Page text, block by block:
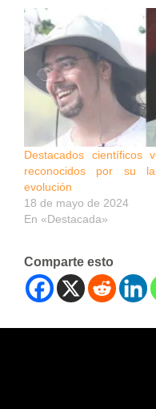
Destacados científicos
reconocidos por su
evolución
18 de mayo de 2024
En «Destacada»
Comparte esto